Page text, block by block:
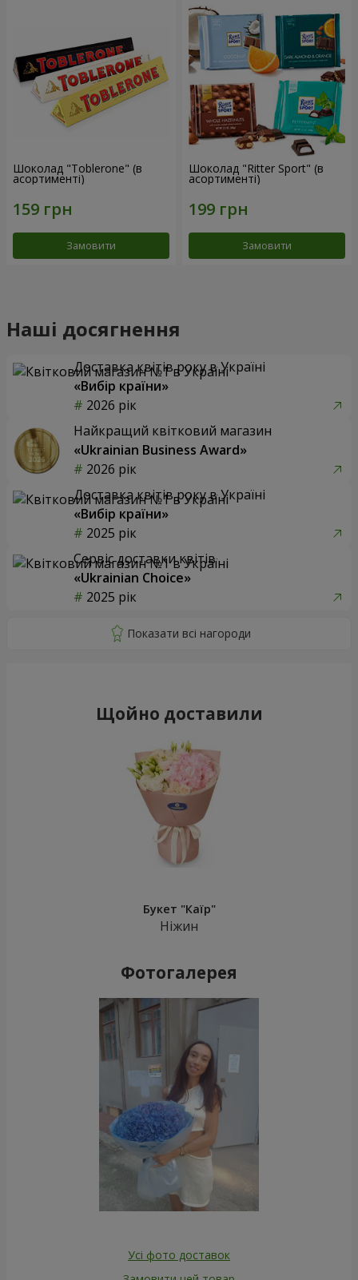
Шоколад "Toblerone" (в
асортименті)
Замовити
Шоколад "Ritter Sport" (в
асортименті)
Замовити
Наші досягнення
Доставка квітів року в Україні
«Вибір країни»
2026 рік
Найкращий квітковий магазин
«Ukrainian Business Award»
2026 рік
Доставка квітів року в Україні
«Вибір країни»
2025 рік
Сервіс доставки квітів
«Ukrainian Choice»
2025 рік
Щойно доставили
Букет "Каїр"
Ніжин
Фотогалерея
Усі фото доставок